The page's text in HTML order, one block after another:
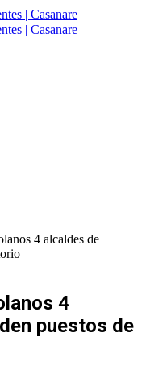
4 alcaldes de
4
puestos de